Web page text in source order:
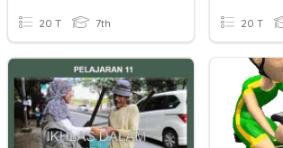
20 T 7th 20 T